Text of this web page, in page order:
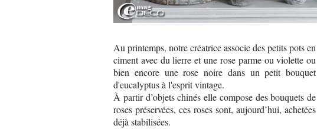
Au printemps, notre créatrice associe des petits pots en
ciment avec du lierre et une rose parme ou violette ou
bien encore une rose noire dans un petit bouquet
d'eucalyptus à l'esprit vintage.
À partir d’objets chinés elle compose des bouquets de
roses préservées, ces roses sont, aujourd’hui, achetées
déjà stabilisées.